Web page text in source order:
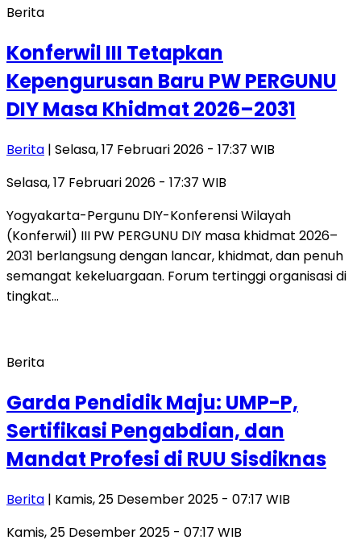
Berita
Konferwil III Tetapkan
Kepengurusan Baru PW PERGUNU
DIY Masa Khidmat 2026–2031
Berita | Selasa, 17 Februari 2026 - 17:37 WIB
Selasa, 17 Februari 2026 - 17:37 WIB
Yogyakarta-Pergunu DIY-Konferensi Wilayah
(Konferwil) III PW PERGUNU DIY masa khidmat 2026–
2031 berlangsung dengan lancar, khidmat, dan penuh
semangat kekeluargaan. Forum tertinggi organisasi di
tingkat…
Berita
Garda Pendidik Maju: UMP-P,
Sertifikasi Pengabdian, dan
Mandat Profesi di RUU Sisdiknas
Berita | Kamis, 25 Desember 2025 - 07:17 WIB
Kamis, 25 Desember 2025 - 07:17 WIB